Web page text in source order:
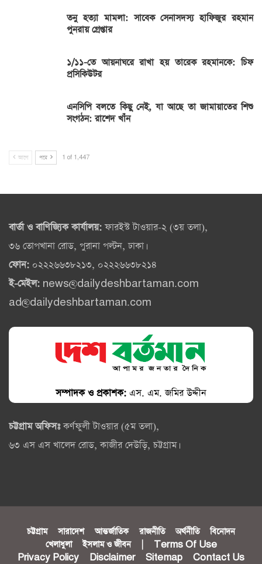
তনু হত্যা মামলা: সাবেক সেনাসদস্য হাফিজুর রহমান
পুনরায় গ্রেপ্তার
১/১১-তে আয়নাঘরে রাখা হয় তারেক রহমানকে: চিফ
প্রসিকিউটর
এনসিপি বলতে কিছু নেই, যা আছে তা জামায়াতের শিশু
সংগঠন: রাশেদ খাঁন
আগে পরে 1 of 1,447
বার্তা ও বাণিজ্যিক কার্যালয়:ফারইস্ট টাওয়ার-২ (৩য় তলা),
৩৬ তোপখানা রোড, পুরানা পল্টন, ঢাকা।
ফোন: ০২২২৬৬৩৮২১৩, ০২২২৬৬৩৮২১৪
ই-মেইল: news@dailydeshbartaman.com
ad@dailydeshbartaman.com
সম্পাদক ও প্রকাশক: এস. এম. জমির উদ্দীন
চট্টগ্রাম অফিসঃকর্ণফুলী টাওয়ার (৫ম তলা),
৬৩ এস এস খালেদ রোড, কাজীর দেউড়ি, চট্টগ্রাম।
চট্টগ্রাম সারাদেশ আন্তর্জাতিক রাজনীতি অর্থনীতি
বিনোদন
খেলাধুলা
ইসলাম ও জীবন
Terms Of Use
Privacy Policy
Disclaimer Sitemap Contact Us